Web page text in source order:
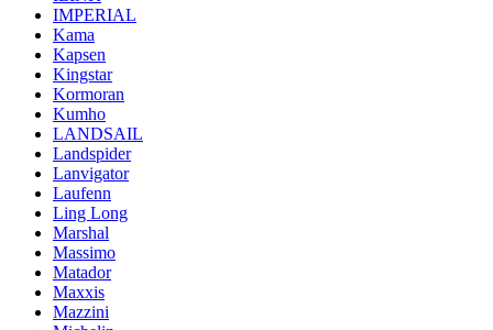
IMPERIAL
Kama
Kapsen
Kingstar
Kormoran
Kumho
LANDSAIL
Landspider
Lanvigator
Laufenn
Ling Long
Marshal
Massimo
Matador
Maxxis
Mazzini